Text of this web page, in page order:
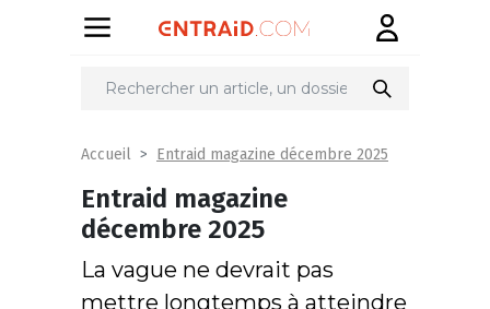
Accueil Entraid magazine décembre 2025
Entraid magazine
décembre 2025
La vague ne devrait pas
mettre longtemps à atteindre